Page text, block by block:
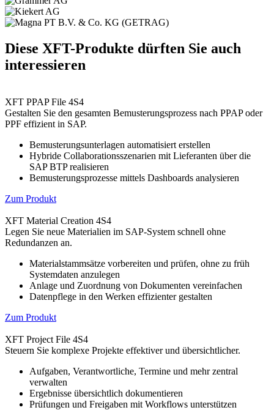
Diese XFT-Produkte dürften Sie auch
interessieren
XFT PPAP File 4S4
Gestalten Sie den gesamten Bemusterungsprozess nach PPAP oder
PPF effizient in SAP.
Bemusterungsunterlagen automatisiert erstellen
Hybride Collaborationsszenarien mit Lieferanten über die
SAP BTP realisieren
Bemusterungsprozesse mittels Dashboards analysieren
Zum Produkt
XFT Material Creation 4S4
Legen Sie neue Materialien im SAP-System schnell ohne
Redundanzen an.
Materialstammsätze vorbereiten und prüfen, ohne zu früh
Systemdaten anzulegen
Anlage und Zuordnung von Dokumenten vereinfachen
Datenpflege in den Werken effizienter gestalten
Zum Produkt
XFT Project File 4S4
Steuern Sie komplexe Projekte effektiver und übersichtlicher.
Aufgaben, Verantwortliche, Termine und mehr zentral
verwalten
Ergebnisse übersichtlich dokumentieren
Prüfungen und Freigaben mit Workflows unterstützen